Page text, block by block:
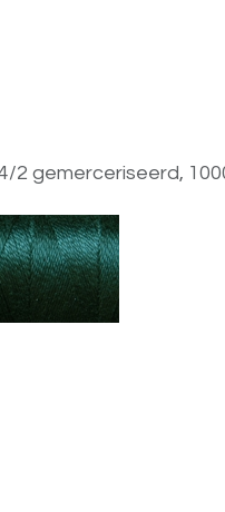
2 gemerceriseerd,